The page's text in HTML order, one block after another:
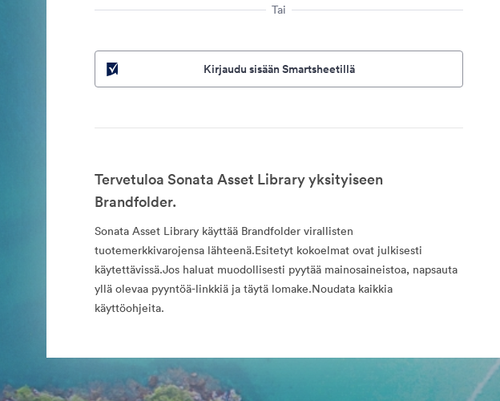
Tai
Kirjaudu sisään Smartsheetillä
Tervetuloa Sonata Asset Library yksityiseen
Brandfolder.
Sonata Asset Library käyttää Brandfolder virallisten
tuotemerkkivarojensa lähteenä.Esitetyt kokoelmat ovat julkisesti
käytettävissä.Jos haluat muodollisesti pyytää mainosaineistoa, napsauta
yllä olevaa pyyntöä-linkkiä ja täytä lomake.Noudata kaikkia
käyttöohjeita.